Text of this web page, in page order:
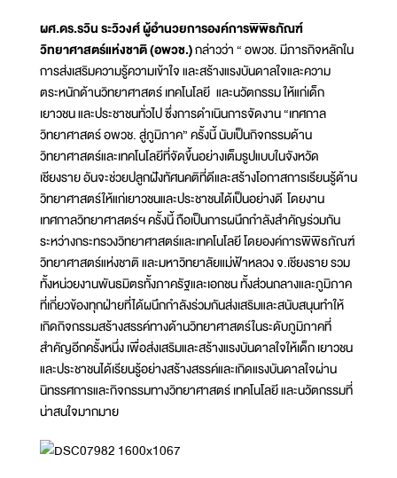
ผศ.ดร.รวิน ระวิวงศ์ ผู้อำนวยการองค์การพิพิธภัณฑ์
วิทยาศาสตร์แห่งชาติ (อพวช.)กล่าวว่า “ อพวช. มีภารกิจหลักใน
การส่งเสริมความรู้ความเข้าใจ และสร้างแรงบันดาลใจและความ
ตระหนักด้านวิทยาศาสตร์ เทคโนโลยี และนวัตกรรม ให้แก่เด็ก
เยาวชน และประชาชนทั่วไป ซึ่งการดำเนินการจัดงาน “เทศกาล
วิทยาศาสตร์ อพวช. สู่ภูมิภาค” ครั้งนี้ นับเป็นกิจกรรมด้าน
วิทยาศาสตร์และเทคโนโลยีที่จัดขึ้นอย่างเต็มรูปแบบในจังหวัด
เชียงราย อันจะช่วยปลูกฝังทัศนคติที่ดีและสร้างโอกาสการเรียนรู้ด้าน
วิทยาศาสตร์ให้แก่เยาวชนและประชาชนได้เป็นอย่างดี โดยงาน
เทศกาลวิทยาศาสตร์ฯ ครั้งนี้ ถือเป็นการผนึกกำลังสำคัญร่วมกัน
ระหว่างกระทรวงวิทยาศาสตร์และเทคโนโลยี โดยองค์การพิพิธภัณฑ์
วิทยาศาสตร์แห่งชาติ และมหาวิทยาลัยแม่ฟ้าหลวง จ.เชียงราย รวม
ทั้งหน่วยงานพันธมิตรทั้งภาครัฐและเอกชน ทั้งส่วนกลางและภูมิภาค
ที่เกี่ยวข้องทุกฝ่ายที่ได้ผนึกกำลังร่วมกันส่งเสริมและสนับสนุนทำให้
เกิดกิจกรรมสร้างสรรค์ทางด้านวิทยาศาสตร์ในระดับภูมิภาคที่
สำคัญอีกครั้งหนึ่ง เพื่อส่งเสริมและสร้างแรงบันดาลใจให้เด็ก เยาวชน
และประชาชนได้เรียนรู้อย่างสร้างสรรค์และเกิดแรงบันดาลใจผ่าน
นิทรรศการและกิจกรรมทางวิทยาศาสตร์ เทคโนโลยี และนวัตกรรมที่
น่าสนใจมากมาย